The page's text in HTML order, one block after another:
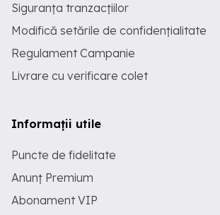
Siguranța tranzacțiilor
Modifică setările de confidențialitate
Regulament Campanie
Livrare cu verificare colet
Informații utile
Puncte de fidelitate
Anunț Premium
Abonament VIP